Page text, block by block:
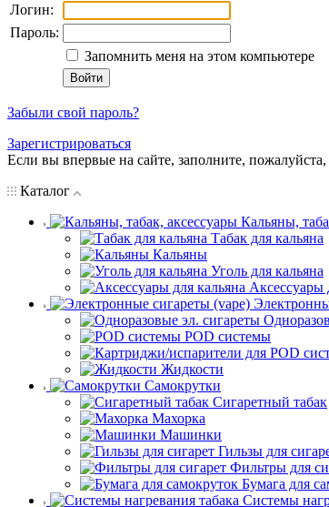
Логин:
Пароль:
Запомнить меня на этом компьютере
Забыли свой пароль?
Зарегистрироваться
Если вы впервые на сайте, заполните,
Каталог
Кальяны,
Табак для кальяна
Кальяны
Уголь для кальяна
Аксессуары
POD системы
Жидкости
Самокрутки
Сигаретный табак
Махорка
Машинки
Гильзы для
Фильтры для
Бумага для
Системы